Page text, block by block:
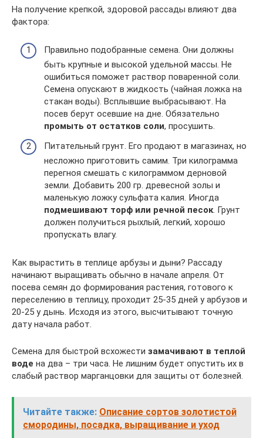
На получение крепкой, здоровой рассады влияют два
фактора:
Правильно подобранные семена. Они должны
быть крупные и высокой удельной массы. Не
ошибиться поможет раствор поваренной соли.
Семена опускают в жидкость (чайная ложка на
стакан воды). Всплывшие выбрасывают. На
посев берут осевшие на дне. Обязательно
промыть от остатков соли, просушить.
Питательный грунт. Его продают в магазинах, но
несложно приготовить самим. Три килограмма
перегноя смешать с килограммом дерновой
земли. Добавить 200 гр. древесной золы и
маленькую ложку сульфата калия. Иногда
подмешивают торф или речной песок . Грунт
должен получиться рыхлый, легкий, хорошо
пропускать влагу.
Как вырастить в теплице арбузы и дыни? Рассаду
начинают выращивать обычно в начале апреля. От
посева семян до формирования растения, готового к
переселению в теплицу, проходит 25-35 дней у арбузов и
20-25 у дынь. Исходя из этого, высчитывают точную
дату начала работ.
Семена для быстрой всхожести замачивают в теплой
воде на два – три часа. Не лишним будет опустить их в
слабый раствор марганцовки для защиты от болезней.
Читайте также: Описание сортов золотистой
смородины, посадка, выращивание и уход